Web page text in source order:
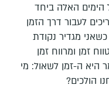
הימים האלה ביחד
לעבור דרך הזמן
כשאני מגדיר נקודת
זמן ומרווח זמן
היא ה-זמן לשאול: מי
הולכים?